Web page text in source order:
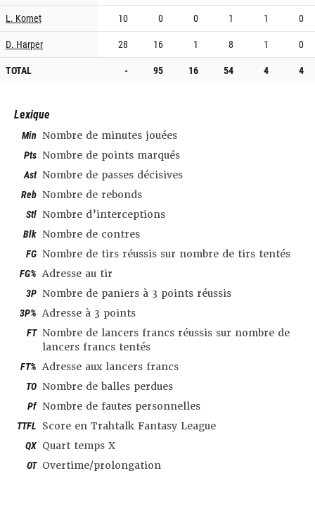
L. Kornet
10 0 0 1 1
0
D. Harper
28 16 1 8 1
0
TOTAL
- 95 16 54 4 4
Lexique
Min Nombre de minutes jouées
Pts Nombre de points marqués
Ast Nombre de passes décisives
Reb Nombre de rebonds
Stl Nombre d’interceptions
Blk Nombre de contres
FG Nombre de tirs réussis sur nombre de tirs tentés
FG% Adresse au tir
3P Nombre de paniers à 3 points réussis
3P% Adresse à 3 points
FT Nombre de lancers francs réussis sur nombre de
lancers francs tentés
FT% Adresse aux lancers francs
TO Nombre de balles perdues
Pf Nombre de fautes personnelles
TTFL Score en Trahtalk Fantasy League
QX Quart temps X
OT Overtime/prolongation